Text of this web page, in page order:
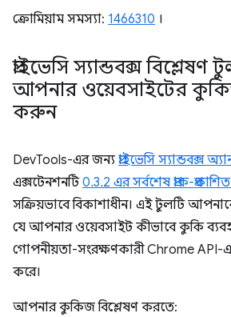
ক্রোমিয়াম সমস্যা: 1466310 ।
প্রাইভেসি স্যান্ডবক্স বিশ্লেষণ
আপনার ওয়েবসাইটের
করুন
DevTools-এর জন্য প্রাইভেসি স্যান্ডবক্স
এক্সটেনশনটি0.3.2 এর সর্বশেষ প্রাক-
সক্রিয়ভাবে বিকাশাধীন। এই টুলটি
যে আপনার ওয়েবসাইট কীভাবে কুকি
গোপনীয়তা-সংরক্ষণকারী Chrome API-এর
করে।
আপনার কুকিজ বিশ্লেষণ করতে: